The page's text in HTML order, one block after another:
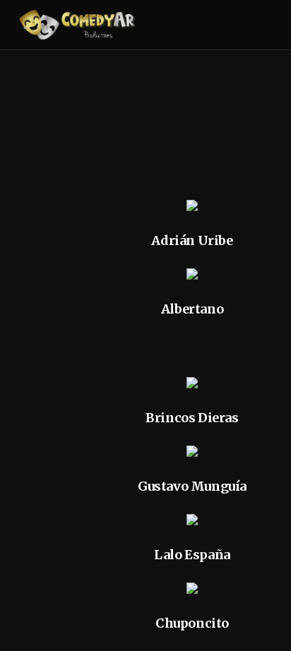
Adrián Uribe
Albertano
Brincos Dieras
Gustavo Munguía
Lalo España
Chuponcito